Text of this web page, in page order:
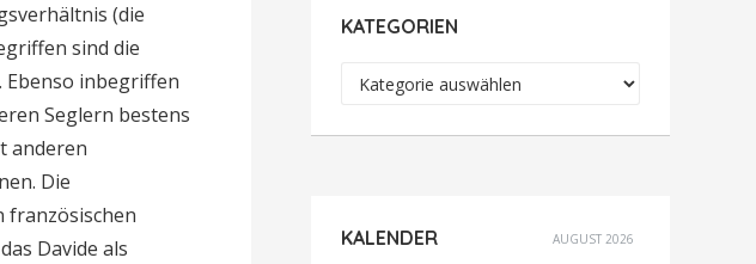
(die
sind die
Ebenso inbegriffen
Seglern bestens
anderen
Die
französischen
Davide als
KATEGORIEN
KALENDER AUGUST 2026